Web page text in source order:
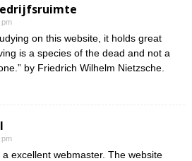
pm
on this website, it holds great
is a species of the dead and not a
by Friedrich Wilhelm Nietzsche.
pm
a excellent webmaster. The website